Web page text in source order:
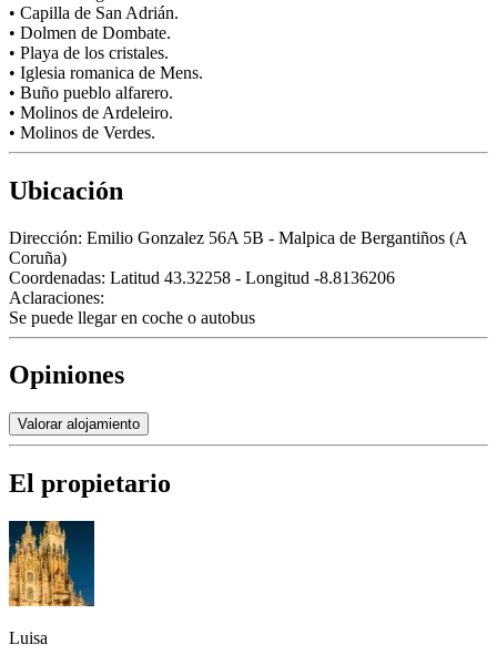
• Capilla de San Adrián.
• Dolmen de Dombate.
• Playa de los cristales.
• Iglesia romanica de Mens.
• Buño pueblo alfarero.
• Molinos de Ardeleiro.
• Molinos de Verdes.
Ubicación
Dirección: Emilio Gonzalez 56A 5B - Malpica de Bergantiños (A
Coruña)
Coordenadas: Latitud 43.32258 - Longitud -8.8136206
Aclaraciones:
Se puede llegar en coche o autobus
Opiniones
Valorar alojamiento
El propietario
Luisa